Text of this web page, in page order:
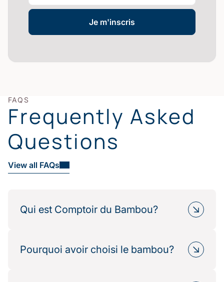
Je m'inscris
FAQS
Frequently Asked
Questions
View all FAQs
Qui est Comptoir du Bambou?
spécialisée dans le linge de maison haut de
gamme fabriqué à partir de fibres naturelles de
Pourquoi avoir choisi le bambou?